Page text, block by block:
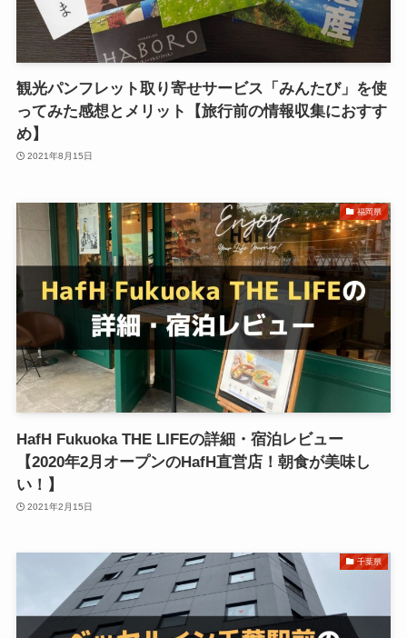
観光パンフレット取り寄せサービス「みんたび」を使
ってみた感想とメリット【旅行前の情報収集におすす
め】
2021年8月15日
福岡県
HafH Fukuoka THE LIFEの詳細・宿泊レビュー
【2020年2月オープンのHafH直営店！朝食が美味し
い！】
2021年2月15日
千葉県